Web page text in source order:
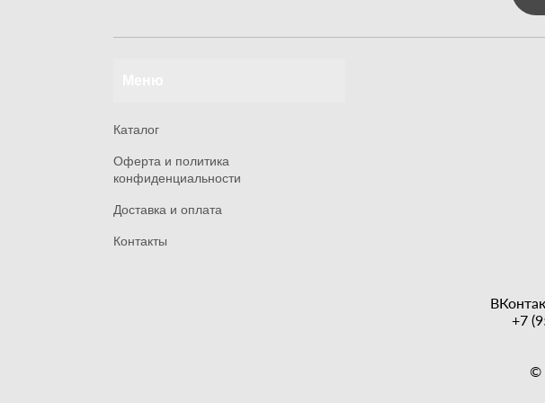
Каталог
Оферта и политика
конфиденциальности
Доставка и оплата
Контакты
+7
©